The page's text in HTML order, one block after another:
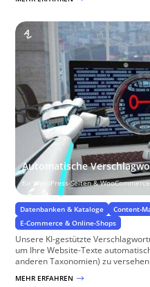
Automatische
für WordPress-Seiten &
Datenbanken & Kataloge
Content-
E-Commerce & Online-Shops
Unsere KI-gestützte
um Ihre Website-Texte
anderen Taxonomien) zu
MEHR ERFAHREN $